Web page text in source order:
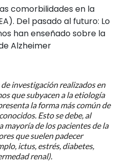
comorbilidades en la
Del pasado al futuro: Lo
han enseñado sobre la
Alzheimer
investigación realizados en
que subyacen a la etiología
la forma más común de
Esto se debe, al
mayoría de los pacientes de la
que suelen padecer
ictus, estrés, diabetes,
renal).